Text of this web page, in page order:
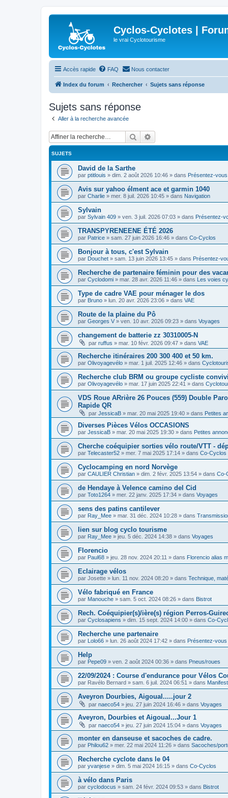
Cyclos-Cyclotes |
le vrai Cyclotourisme
Accès rapide FAQ Nous contacter
Index du forum Rechercher Sujets sans réponse
Sujets sans réponse
Aller à la recherche avancée
Rechercher
SUJETS
David de la Sarthe
par ptitlouis » dim. 2 août 2026 10:46 » dans Présentez-vous
Avis sur yahoo élment ace et garmin 1040
par Charlie » mer. 8 juil. 2026 10:45 » dans Navigation
Sylvain
par Sylvain 409 » ven. 3 juil. 2026 07:03 » dans Présentez-
TRANSPYRENEENE ÉTÉ 2026
par Patrice » sam. 27 juin 2026 16:46 » dans Co-Cyclos
Bonjour à tous, c'est Sylvain
par Douchet » sam. 13 juin 2026 13:45 » dans Présentez-
Recherche de partenaire féminin pour des
par Cyclodomi » mar. 28 avr. 2026 11:46 » dans Les voies
Type de cadre VAE pour ménager le dos
par Bruno » lun. 20 avr. 2026 23:06 » dans VAE
Route de la plaine du Pô
par Georges V » ven. 10 avr. 2026 09:23 » dans Voyages
changement de batterie zz 30310005-N
par ruffus » mar. 10 févr. 2026 09:47 » dans VAE
Recherche itinéraires 200 300 400 et 50 km.
par Olivoyagevélo » mar. 1 juil. 2025 12:46 » dans
Recherche club BRM ou groupe cycliste
par Olivoyagevélo » mar. 17 juin 2025 22:41 » dans
VDS Roue ARrière 26 Pouces (559) Double
Rapide QR
par JessicaB » mar. 20 mai 2025 19:40 » dans Petites
Diverses Pièces Vélos OCCASIONS
par JessicaB » mar. 20 mai 2025 19:30 » dans Petites
Cherche coéquipier sorties vélo route/VTT -
par Telecaster52 » mer. 7 mai 2025 17:14 » dans Co-Cyclos
Cyclocamping en nord Norvège
par CAULIER Christian » dim. 2 févr. 2025 13:54 » dans Co-
de Hendaye à Velence camino del Cid
par Toto1264 » mer. 22 janv. 2025 17:34 » dans Voyages
sens des patins cantilever
par Ray_Mee » mar. 31 déc. 2024 10:28 » dans
lien sur blog cyclo tourisme
par Ray_Mee » jeu. 5 déc. 2024 14:38 » dans Voyages
Florencio
par Paul68 » jeu. 28 nov. 2024 20:11 » dans Florencio alias
Eclairage vélos
par Josette » lun. 11 nov. 2024 08:20 » dans Technique,
Vélo fabriqué en France
par Manouche » sam. 5 oct. 2024 08:26 » dans Bistrot
Rech. Coéquipier(s)/ière(s) région Perros-
par Cyclosapiens » dim. 15 sept. 2024 14:00 » dans Co-
Recherche une partenaire
par Lolo66 » lun. 26 août 2024 17:42 » dans Présentez-vous
Help
par Pepe09 » ven. 2 août 2024 00:36 » dans Pneus/roues
22/09/2024 : Course d'endurance pour Vélos
par Ravélo Bernard » sam. 6 juil. 2024 06:51 » dans
Aveyron Dourbies, Aigoual.....jour 2
par naeco54 » jeu. 27 juin 2024 16:46 » dans Voyages
Aveyron, Dourbies et Aigoual...Jour 1
par naeco54 » jeu. 27 juin 2024 15:04 » dans Voyages
monter en danseuse et sacoches de cadre.
par Philou62 » mer. 22 mai 2024 11:26 » dans Sacoches/
Recherche cyclote dans le 04
par yvanjese » dim. 5 mai 2024 16:15 » dans Co-Cyclos
à vélo dans Paris
par cyclodocus » sam. 24 févr. 2024 09:53 » dans Bistrot